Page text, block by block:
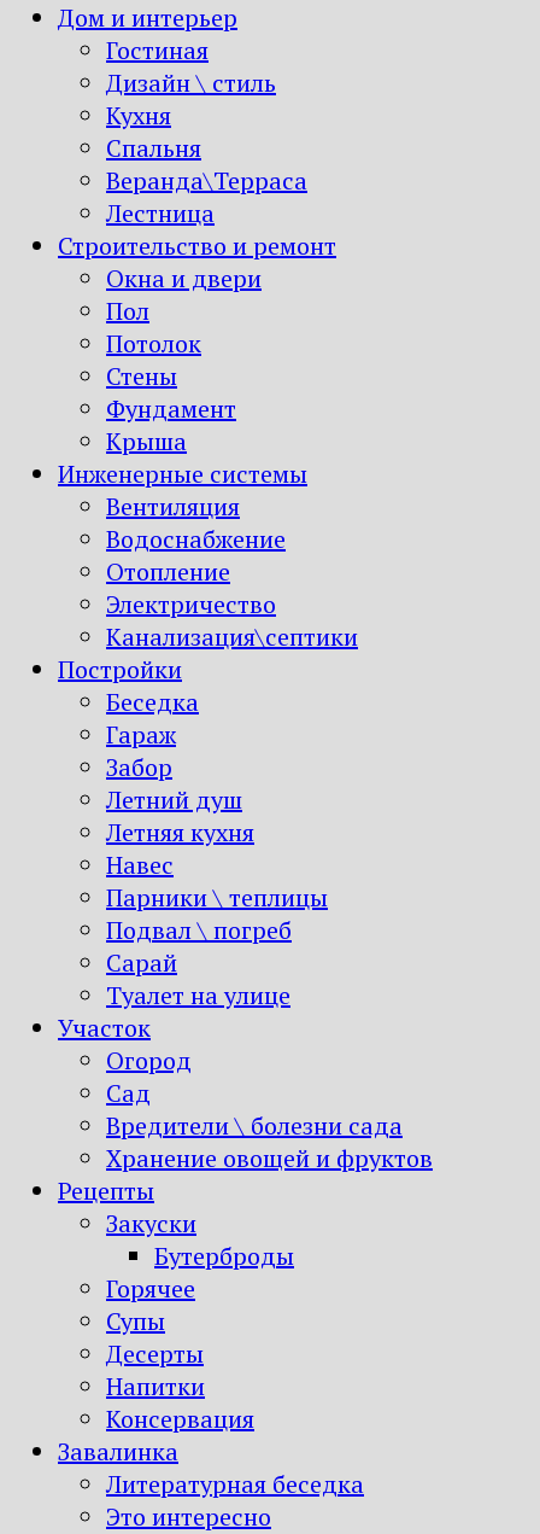
Дом и интерьер
Гостиная
Дизайн \ стиль
Кухня
Спальня
Веранда\Терраса
Лестница
Строительство и ремонт
Окна и двери
Пол
Потолок
Стены
Фундамент
Крыша
Инженерные системы
Вентиляция
Водоснабжение
Отопление
Электричество
Канализация\септики
Постройки
Беседка
Гараж
Забор
Летний душ
Летняя кухня
Навес
Парники \ теплицы
Подвал \ погреб
Сарай
Туалет на улице
Участок
Огород
Сад
Вредители \ болезни сада
Хранение овощей и фруктов
Рецепты
Закуски
Бутерброды
Горячее
Супы
Десерты
Напитки
Консервация
Завалинка
Литературная беседка
Это интересно